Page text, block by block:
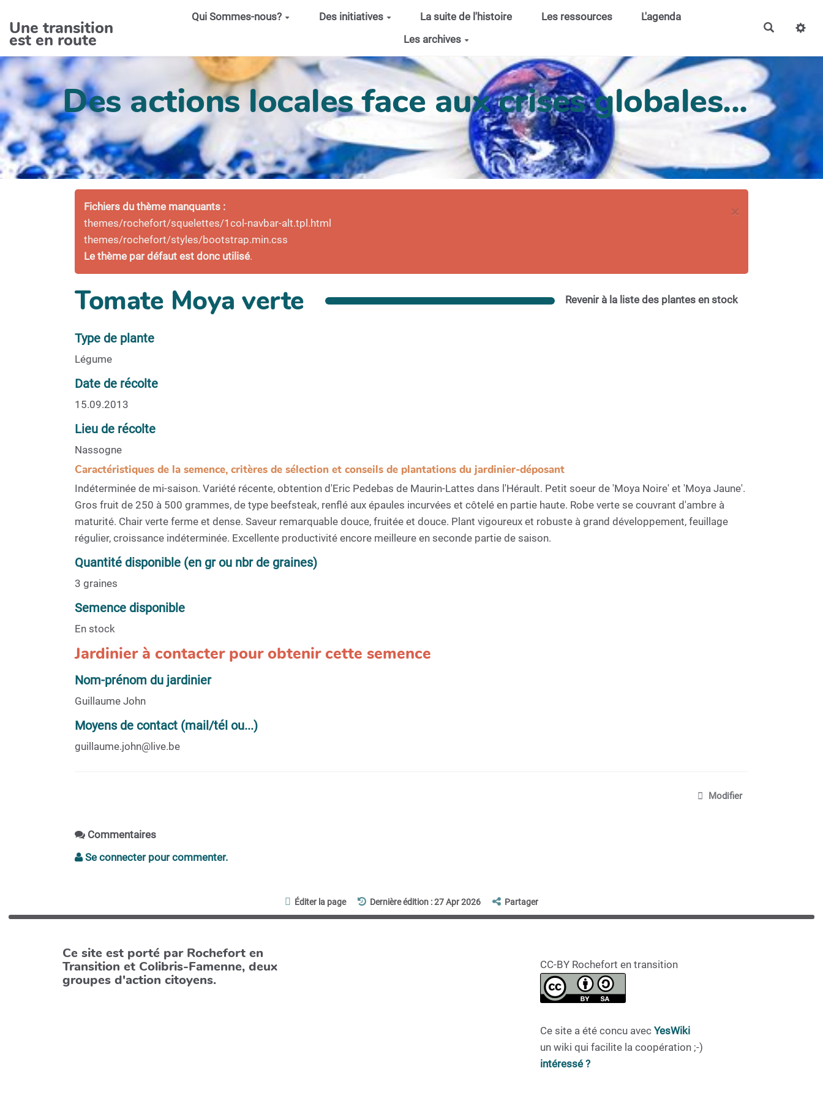
Une transition
est en route
Qui Sommes-nous? Des initiatives La suite de l'histoire Les ressources
L'agenda
Les archives
Des actions locales face aux crises globales...
×
Fichiers du thème manquants :
themes/rochefort/squelettes/1col-navbar-alt.tpl.html
themes/rochefort/styles/bootstrap.min.css
Le thème par défaut est donc utilisé.
Revenir à la liste des plantes en stock
Tomate Moya verte
Type de plante
Légume
Date de récolte
15.09.2013
Lieu de récolte
Nassogne
Caractéristiques de la semence, critères de sélection et conseils de plantations du jardinier-déposant
Indéterminée de mi-saison. Variété récente, obtention d'Eric Pedebas de Maurin-Lattes dans l'Hérault. Petit soeur de 'Moya Noire' et 'Moya Jaune'.
Gros fruit de 250 à 500 grammes, de type beefsteak, renflé aux épaules incurvées et côtelé en partie haute. Robe verte se couvrant d'ambre à
maturité. Chair verte ferme et dense. Saveur remarquable douce, fruitée et douce. Plant vigoureux et robuste à grand développement, feuillage
régulier, croissance indéterminée. Excellente productivité encore meilleure en seconde partie de saison.
Quantité disponible (en gr ou nbr de graines)
3 graines
Semence disponible
En stock
Jardinier à contacter pour obtenir cette semence
Nom-prénom du jardinier
Guillaume John
Moyens de contact (mail/tél ou...)
guillaume.john@live.be
Modifier
Commentaires
Se connecter pour commenter.
Éditer la page Dernière édition : 27 Apr 2026 Partager
Ce site est porté par Rochefort en
Transition et Colibris-Famenne, deux
groupes d'action citoyens.
CC-BY Rochefort en transition
Ce site a été concu avec YesWiki
un wiki qui facilite la coopération ;-)
intéressé ?